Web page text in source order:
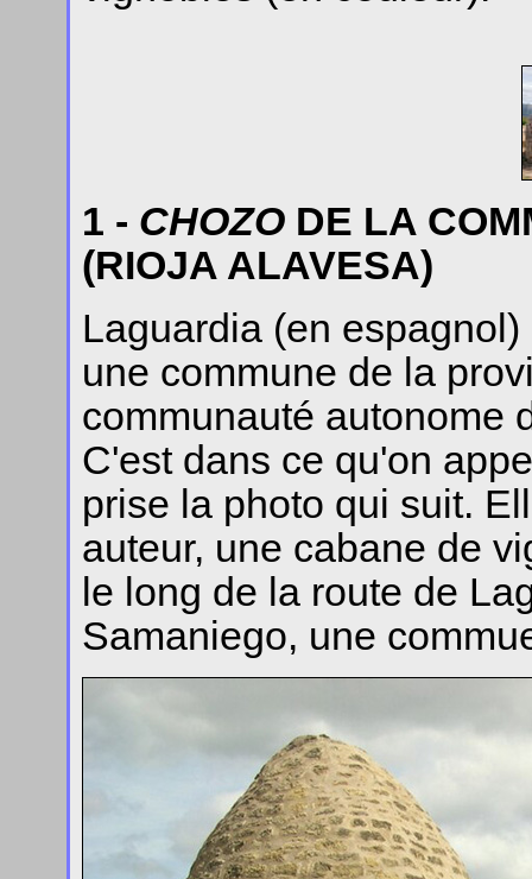
1 - CHOZO DE LA
(RIOJA ALAVESA)
Laguardia (en
une commune de la
communauté autonome
C'est dans ce qu'on
prise la photo qui suit.
auteur, une cabane de
le long de la route de
Samaniego, une